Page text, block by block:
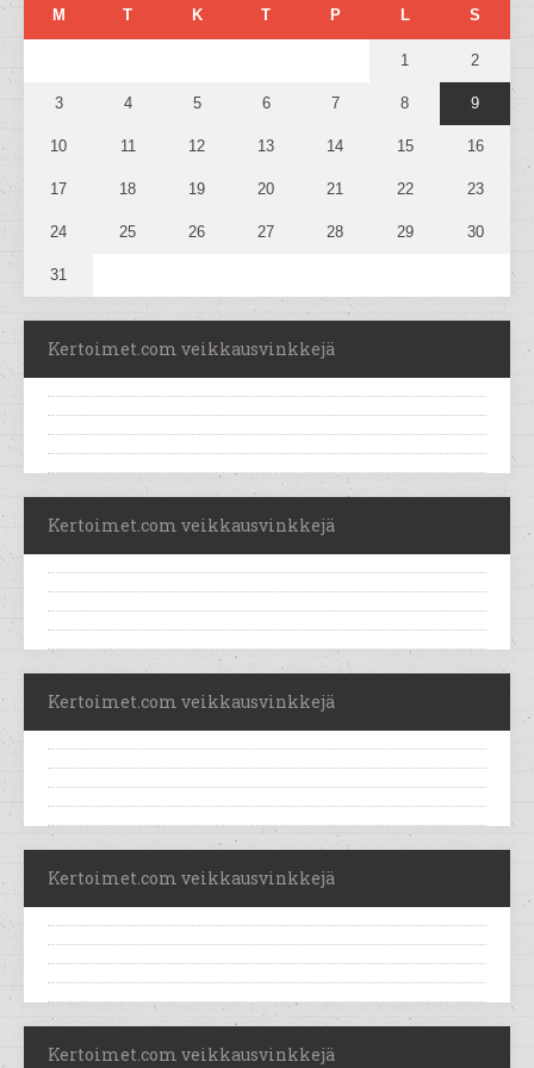
M T K T P L S
1 2
3 4 5 6 7 8 9
10 11 12 13 14 15 16
17 18 19 20 21 22 23
24 25 26 27 28 29 30
31
Kertoimet.com veikkausvinkkejä
Kertoimet.com veikkausvinkkejä
Kertoimet.com veikkausvinkkejä
Kertoimet.com veikkausvinkkejä
Kertoimet.com veikkausvinkkejä